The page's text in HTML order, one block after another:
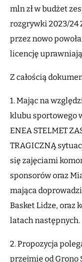
mln zł w budżet
rozgrywki 2023/24
przez nowo
licencję
Z całością
1. Mając na
klubu sportowego
ENEA STELMET
TRAGICZNĄ
się zajęciami
sponsorów oraz
mająca
Basket Lidze, oraz
latach następnych.
2. Propozycja
przejmie od Grono